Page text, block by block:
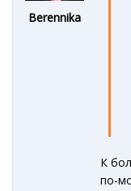
Berennika
К
по-